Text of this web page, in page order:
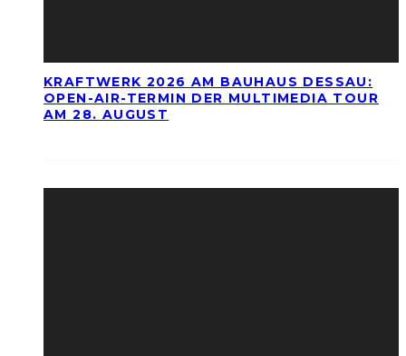
KRAFTWERK 2026 AM BAUHAUS DESSAU:
OPEN-AIR-TERMIN DER MULTIMEDIA TOUR
AM 28. AUGUST